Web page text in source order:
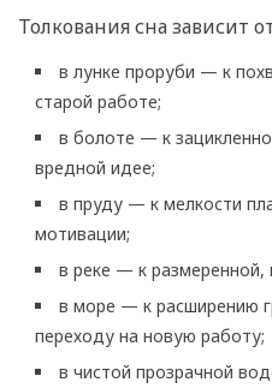
Толкования сна зависит
в лунке проруби — к
старой работе;
в болоте — к
вредной идее;
в пруду — к мелкости
мотивации;
в реке — к размеренной,
в море — к расширению
переходу на новую работу;
в чистой прозрачной